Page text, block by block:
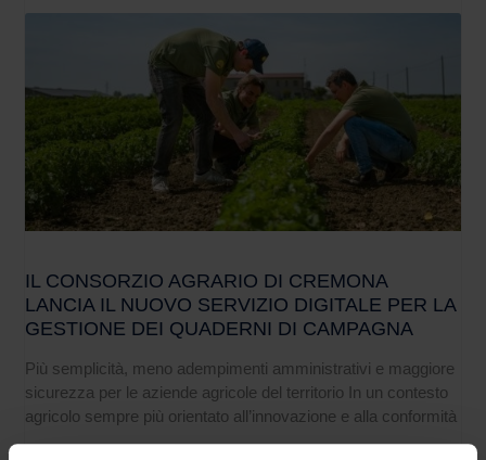
IL CONSORZIO AGRARIO DI CREMONA
LANCIA IL NUOVO SERVIZIO DIGITALE PER LA
GESTIONE DEI QUADERNI DI CAMPAGNA
Più semplicità, meno adempimenti amministrativi e maggiore
sicurezza per le aziende agricole del territorio In un contesto
agricolo sempre più orientato all’innovazione e alla conformità